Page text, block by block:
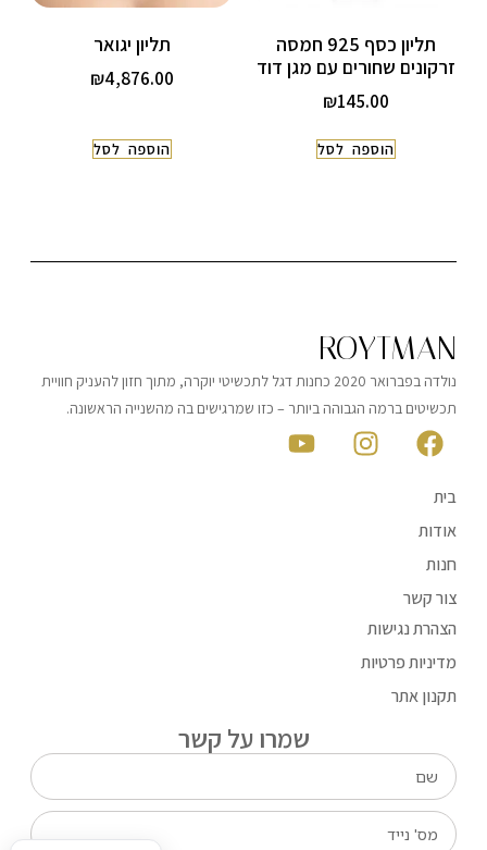
תליון כסף 925 חמסה
זרקונים שחורים עם מגן דוד
₪145.00
הוספה לסל
תליון יגואר
₪4,876.00
הוספה לסל
ROYTMAN
נולדה בפברואר 2020 כחנות דגל לתכשיטי יוקרה, מתוך חזון להעניק חוויית
תכשיטים ברמה הגבוהה ביותר – כזו שמרגישים בה מהשנייה הראשונה.
בית
אודות
חנות
צור קשר
הצהרת נגישות
מדיניות פרטיות
תקנון אתר
שמרו על קשר